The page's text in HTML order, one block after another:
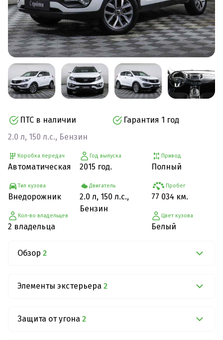
ПТС в наличии
Гарантия 1 год
2.0 л, 150 л.с., Бензин
Коробка передач
Автоматическая
Тип кузова
Внедорожник
Кол-во владельцев
2 владельца
Год выпуска
2015 год.
Двигатель
2.0 л, 150 л.с.,
Бензин
Привод
Полный
Пробег
77 034 км.
Цвет кузова
Белый
Обзор 2
Элементы экстерьера 2
Защита от угона 2